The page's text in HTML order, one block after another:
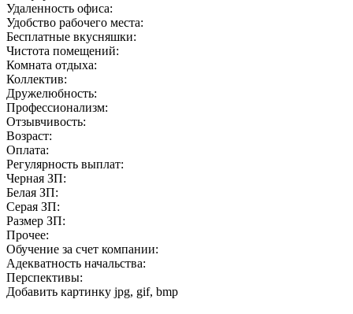
Удаленность офиса:
Удобство рабочего места:
Бесплатные вкусняшки:
Чистота помещений:
Комната отдыха:
Коллектив:
Дружелюбность:
Профессионализм:
Отзывчивость:
Возраст:
Оплата:
Регулярность выплат:
Черная ЗП:
Белая ЗП:
Серая ЗП:
Размер ЗП:
Прочее:
Обучение за счет компании:
Адекватность начальства:
Перспективы:
Добавить картинку jpg, gif, bmp